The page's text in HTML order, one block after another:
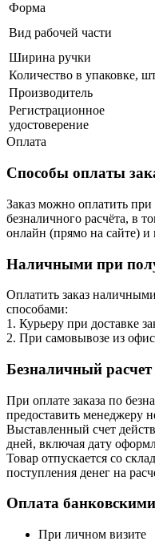
Форма
Вид рабочей части
Ширина ручки
Количество в упаковке,
Производитель
Регистрационное
удостоверение
Оплата
Способы оплаты
Заказ можно оплатить
безналичного расчёта, в
онлайн (прямо на сайте)
Наличными при
Оплатить заказ
способами:
1. Курьеру при доставке
2. При самовывозе из
Безналичный расчет
При оплате заказа по
предоставить менеджеру
Выставленный счет
дней, включая дату
Товар отпускается со
поступления денег на
Оплата
При личном визите